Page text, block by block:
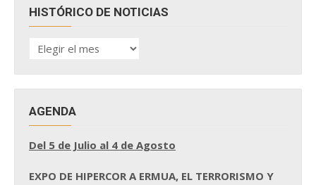
HISTÓRICO DE NOTICIAS
HISTÓRICO
DE
AGENDA
Del 5 de Julio al 4 de Agosto
EXPO DE HIPERCOR A ERMUA, EL TERRORISMO Y